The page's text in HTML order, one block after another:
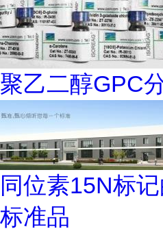
聚乙二醇GPC
同位素15N标
标准品